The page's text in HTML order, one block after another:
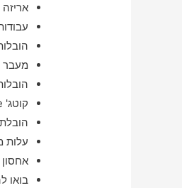
מעבר
קוטג' new line חדש חדש, העברת בית בהוד השרון מהרגע להרגע
עלות
בואו